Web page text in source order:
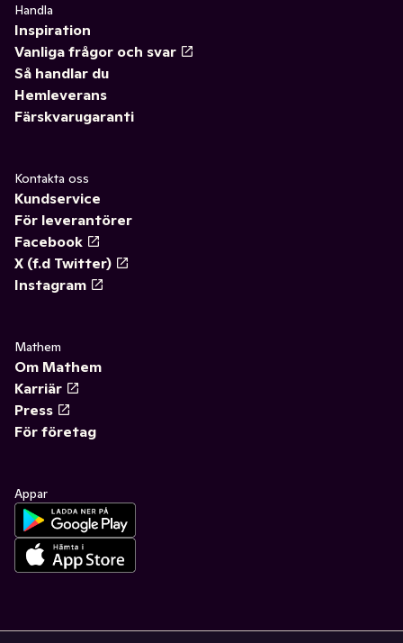
Handla
Inspiration
Vanliga frågor och svar
Så handlar du
Hemleverans
Färskvarugaranti
Kontakta oss
Kundservice
För leverantörer
Facebook
X (f.d Twitter)
Instagram
Mathem
Om Mathem
Karriär
Press
För företag
Appar